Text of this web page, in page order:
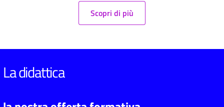
Scopri di più
La didattica